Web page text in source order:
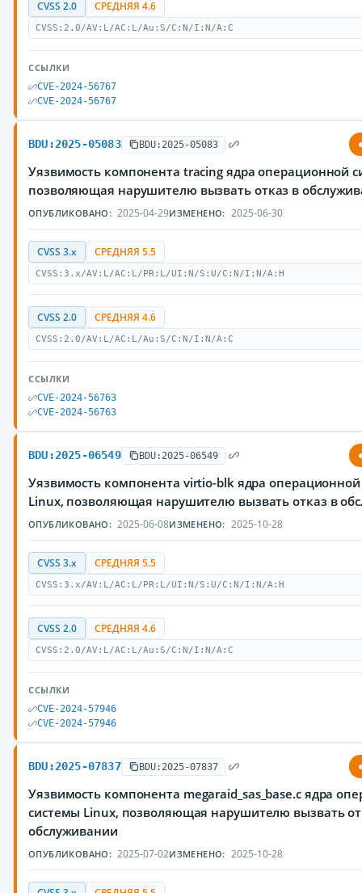
CVSS 2.0 СРЕДНЯЯ 4.6
CVSS:2.0/AV:L/AC:L/Au:S/C:N/I:N/A:C
ССЫЛКИ
CVE-2024-56767
CVE-2024-56767
BDU:2025-05083 BDU:2025-05083
Уязвимость компонента tracing ядра операционной
позволяющая нарушителю вызвать отказ в
ОПУБЛИКОВАНО: 2025-04-29ИЗМЕНЕНО: 2025-06-30
CVSS 3.x СРЕДНЯЯ 5.5
CVSS:3.x/AV:L/AC:L/PR:L/UI:N/S:U/C:N/I:N/A:H
CVSS 2.0 СРЕДНЯЯ 4.6
CVSS:2.0/AV:L/AC:L/Au:S/C:N/I:N/A:C
ССЫЛКИ
CVE-2024-56763
CVE-2024-56763
BDU:2025-06549 BDU:2025-06549
Уязвимость компонента virtio-blk ядра
Linux, позволяющая нарушителю вызвать отказ в
ОПУБЛИКОВАНО: 2025-06-08ИЗМЕНЕНО: 2025-10-28
CVSS 3.x СРЕДНЯЯ 5.5
CVSS:3.x/AV:L/AC:L/PR:L/UI:N/S:U/C:N/I:N/A:H
CVSS 2.0 СРЕДНЯЯ 4.6
CVSS:2.0/AV:L/AC:L/Au:S/C:N/I:N/A:C
ССЫЛКИ
CVE-2024-57946
CVE-2024-57946
BDU:2025-07837 BDU:2025-07837
Уязвимость компонента megaraid_sas_base.c ядра
системы Linux, позволяющая нарушителю вызвать
обслуживании
ОПУБЛИКОВАНО: 2025-07-02ИЗМЕНЕНО: 2025-10-28